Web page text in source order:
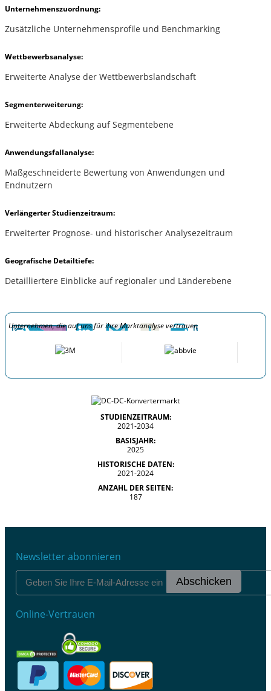
Unternehmenszuordnung:
Zusätzliche Unternehmensprofile und Benchmarking
Wettbewerbsanalyse:
Erweiterte Analyse der Wettbewerbslandschaft
Segmenterweiterung:
Erweiterte Abdeckung auf Segmentebene
Anwendungsfallanalyse:
Maßgeschneiderte Bewertung von Anwendungen und
Endnutzern
Verlängerter Studienzeitraum:
Erweiterter Prognose- und historischer Analysezeitraum
Geografische Detailtiefe:
Detailliertere Einblicke auf regionaler und Länderebene
Unternehmen, die auf uns für ihre Marktanalyse vertrauen
STUDIENZEITRAUM:
2021-2034
BASISJAHR:
2025
HISTORISCHE DATEN:
2021-2024
ANZAHL DER SEITEN:
187
Newsletter abonnieren
Abschicken
Online-Vertrauen